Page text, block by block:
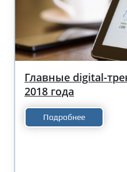
Главные digital-
2018 года
Подробнее